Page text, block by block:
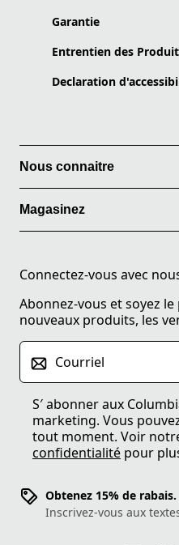
Garantie
Entrentien des
Declaration
Nous connaitre
Magasinez
Connectez-vous avec
Abonnez-vous et soyez
nouveaux produits, les
Courriel
S′ abonner aux
marketing. Vous
tout moment. Voir
confidentialité pour
Obtenez 15% de rabais.
Inscrivez-vous aux